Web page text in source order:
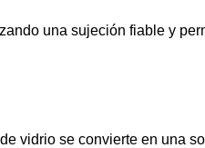
una sujeción fiable y
vidrio se convierte en una